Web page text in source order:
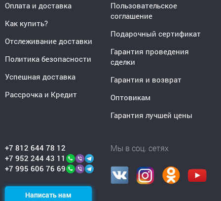
Оплата и доставка
Как купить?
Отслеживание доставки
Политика безопасности
Успешная доставка
Рассрочка и Кредит
Пользовательское
соглашение
Подарочный сертификат
Гарантия проведения
сделки
Гарантия и возврат
Оптовикам
Гарантия лучшей цены
+7 812 644 78 12
+7 952 244 43 11
+7 995 606 76 69
Написать нам
Мы в соц. сетях